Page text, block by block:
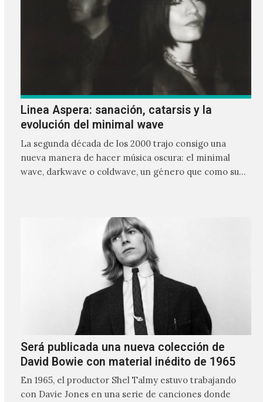
Linea Aspera: sanación, catarsis y la
evolución del minimal wave
La segunda década de los 2000 trajo consigo una
nueva manera de hacer música oscura: el minimal
wave, darkwave o coldwave, un género que como su
Será publicada una nueva colección de
David Bowie con material inédito de 1965
En 1965, el productor Shel Talmy estuvo trabajando
con Davie Jones en una serie de canciones donde